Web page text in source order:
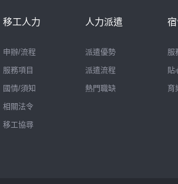
移工人力
申辦/流程
服務項目
國情/須知
相關法令
移工協尋
人力派遣
派遣優勢
派遣流程
熱門職缺
服
貼
育